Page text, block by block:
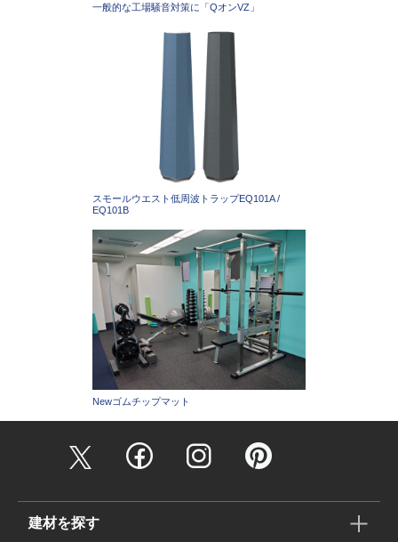
一般的な工場騒音対策に「QオンVZ」
スモールウエスト低周波トラップEQ101A /
EQ101B
Newゴムチップマット
建材を探す